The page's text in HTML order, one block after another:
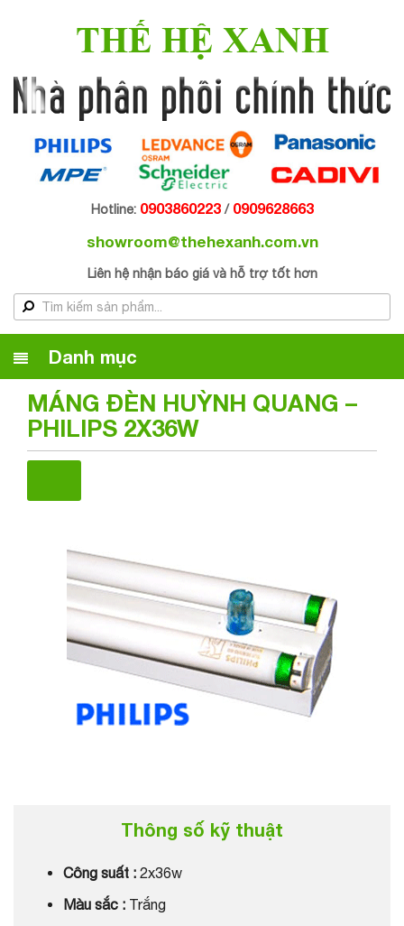
THẾ HỆ XANH
Hotline: 0903860223/ 0909628663
showroom@thehexanh.com.vn
Liên hệ nhận báo giá và hỗ trợ tốt hơn
Danh mục
MÁNG ĐÈN HUỲNH QUANG –
PHILIPS 2X36W
Thông số kỹ thuật
Công suất : 2x36w
Màu sắc : Trắng